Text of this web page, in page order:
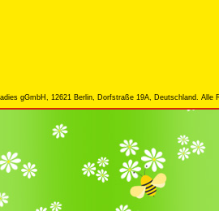
gGmbH, 12621 Berlin, Dorfstraße 19A, Deutschland. Alle